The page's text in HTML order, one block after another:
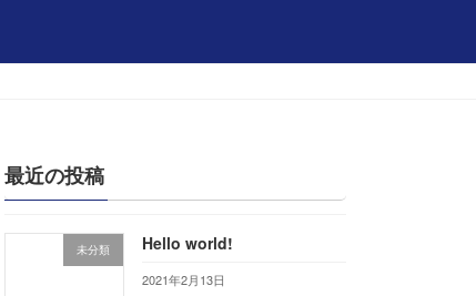
最近の投稿
未分類 Hello world!
2021年2月13日